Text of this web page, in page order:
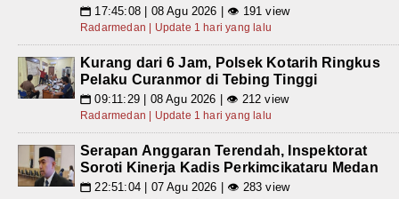
📅 17:45:08 | 08 Agu 2026 | 👁 191 view
Radarmedan | Update 1 hari yang lalu
Kurang dari 6 Jam, Polsek Kotarih Ringkus
Pelaku Curanmor di Tebing Tinggi
📅 09:11:29 | 08 Agu 2026 | 👁 212 view
Radarmedan | Update 1 hari yang lalu
Serapan Anggaran Terendah, Inspektorat
Soroti Kinerja Kadis Perkimcikataru Medan
📅 22:51:04 | 07 Agu 2026 | 👁 283 view